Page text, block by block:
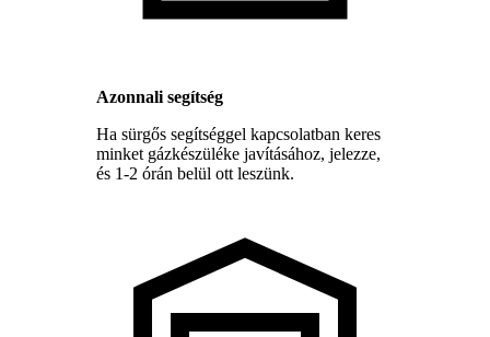
Azonnali segítség
Ha sürgős segítséggel kapcsolatban keres
minket gázkészüléke javításához, jelezze,
és 1-2 órán belül ott leszünk.